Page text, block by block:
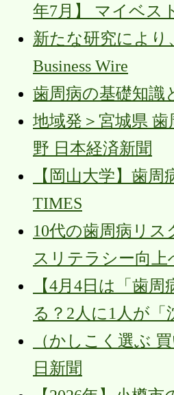
年7月】 マイベス
新たな研究により
Business Wire
歯周病の基礎知識
地域発＞宮城県
野 日本経済新聞
【岡山大学】歯
TIMES
10代の歯周病リ
スリテラシー向上
【4月4日は「歯
る？2人に1人が
（かしこく選ぶ
日新聞